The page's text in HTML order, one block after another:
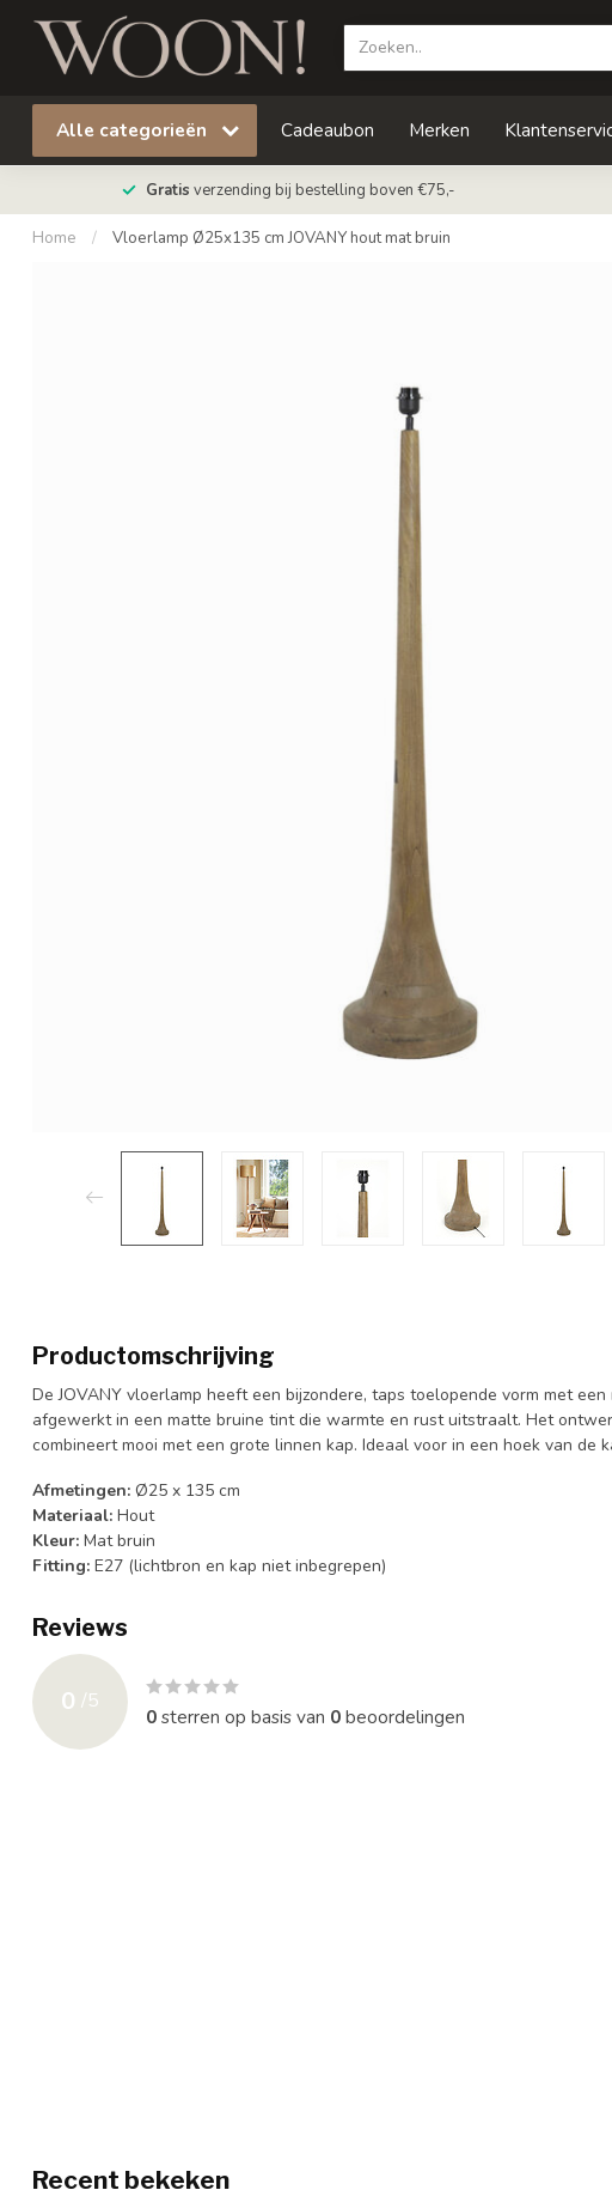
Alle categorieën Cadeaubon Merken
Gratis verzending bij bestelling boven €75,-
Home / Vloerlamp Ø25x135 cm JOVANY hout mat bruin
Productomschrijving
De JOVANY vloerlamp heeft een bijzondere, taps toelopende vorm met
afgewerkt in een matte bruine tint die warmte en rust uitstraalt. Het
combineert mooi met een grote linnen kap. Ideaal voor in een hoek van de
Afmetingen: Ø25 x 135 cm
Materiaal: Hout
Kleur: Mat bruin
Fitting: E27 (lichtbron en kap niet inbegrepen)
Reviews
0 /5
0sterren op basis van 0beoordelingen
Recent bekeken